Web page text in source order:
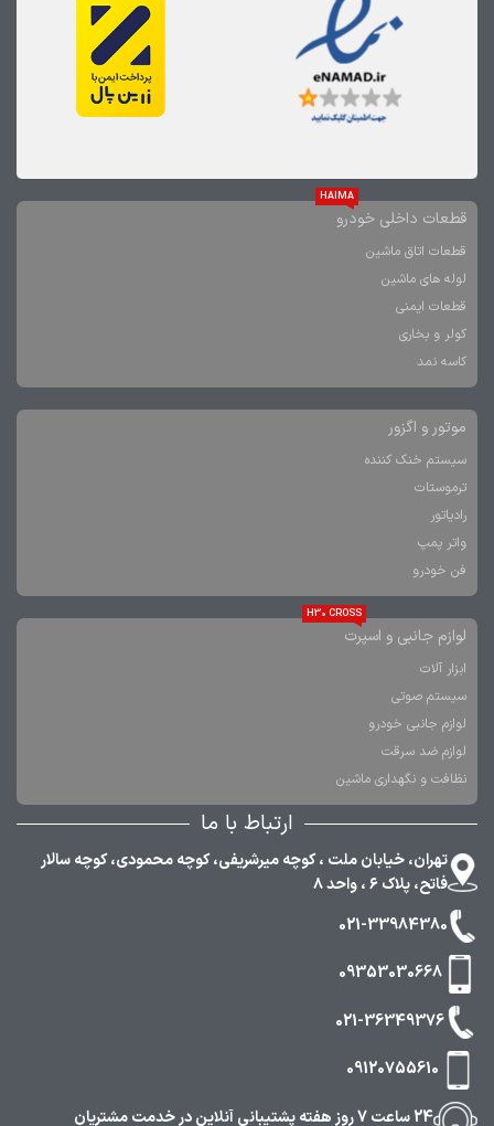
قطعات داخلی خودرو
HAIMA
قطعات اتاق ماشین
لوله های ماشین
قطعات ایمنی
کولر و بخاری
کاسه نمد
موتور و اگزور
سیستم خنک کننده
ترموستات
رادیاتور
واتر پمپ
فن خودرو
لوازم جانبی و اسپرت
H30 CROSS
ابزار آلات
سیستم صوتی
لوازم جانبی خودرو
لوازم ضد سرقت
نظافت و نگهداری ماشین
ارتباط با ما
تهران، خیابان ملت ، کوچه میرشریفی، کوچه محمودی، کوچه سالار
فاتح، پلاک ۶ ، واحد ۸
021-33984380
09353030668
021-36349376
09120755610
24 ساعت 7 روز هفته پشتیبانی آنلاین در خدمت مشتریان